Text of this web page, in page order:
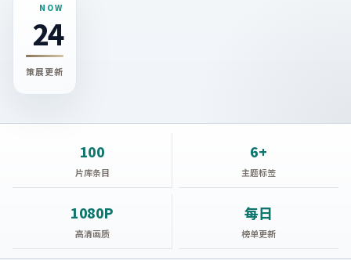
NOW
24
策展更新
100
片库条目
6+
主题标签
1080P
高清画质
每日
榜单更新